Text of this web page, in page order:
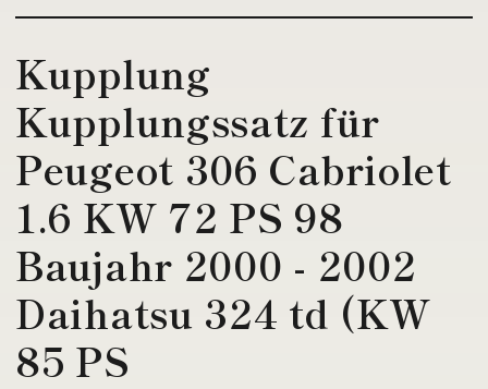
Kupplung
Kupplungssatz für
Peugeot 306 Cabriolet
1.6 KW 72 PS 98
Baujahr 2000 - 2002
Daihatsu 324 td (KW
85 PS